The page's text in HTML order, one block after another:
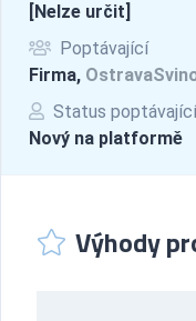
[Nelze určit]
Poptávající
Firma,
Status
Nový na platformě
Výhody